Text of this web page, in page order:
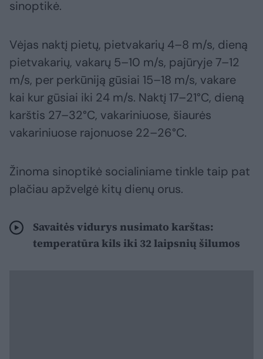
sinoptikė.
Vėjas naktį pietų, pietvakarių 4–8 m/s, dieną
pietvakarių, vakarų 5–10 m/s, pajūryje 7–12
m/s, per perkūniją gūsiai 15–18 m/s, vakare
kai kur gūsiai iki 24 m/s. Naktį 17–21°C, dieną
karštis 27–32°C, vakariniuose, šiaurės
vakariniuose rajonuose 22–26°C.
Žinoma sinoptikė socialiniame tinkle taip pat
plačiau apžvelgė kitų dienų orus.
Savaitės vidurys nusimato karštas:
temperatūra kils iki 32 laipsnių šilumos